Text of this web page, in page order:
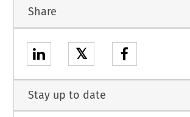
Share
𝕏
Stay up to date